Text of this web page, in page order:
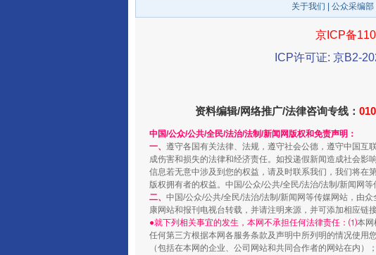
阿坝州三大球赛在茂县开幕
关于我们 公众采编部
京ICP备
ICP许可证: 京B2-
资料编辑/网络推广/法律咨询专线：
中国/公众/公共/全民/法治/法制/新闻网版权和免责声明：
一、 遵守各国有关法律、法规，遵守社会公德，遵守中国互
成伤害和损失的法律和经济责任。如投递假新闻造成社会
信息若无意中涉及到您的权益，请及时联系我们，我们将在
版权拥有者的权益。中国/公众/公共/全民/法治/法制/新闻网等
二、 中国/公众/公共/全民/法治/法制/新闻网等传媒网站，由
康网站和报刊电视台转载，并请注明来源，并可添加相应链接
●就下列相关事宜的发生，本网不承担任何法律责任：⑴本网
任何第三方根据本网各服务条款及声明中所列明的情况使用
（包括在本网的企业、公司网站和共同合作者的网站在内）；